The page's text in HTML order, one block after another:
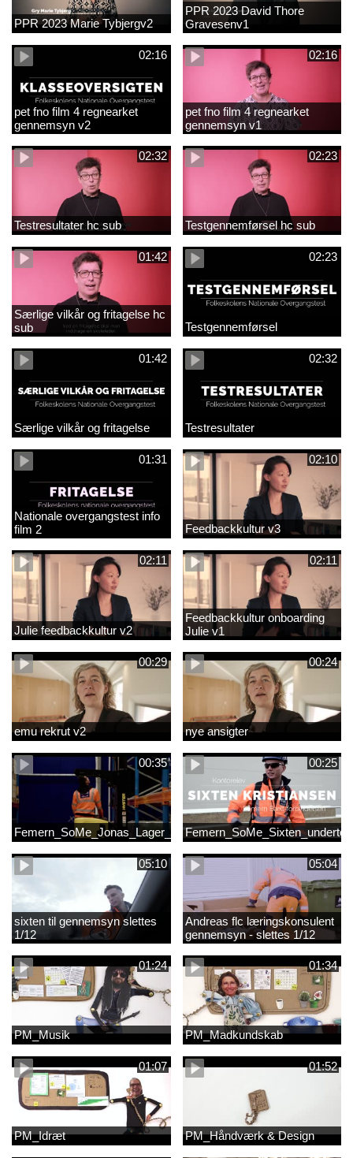
PPR 2023 Marie Tybjergv2
PPR 2023 David Thore
Gravesenv1
02:16
pet fno film 4 regnearket
gennemsyn v2
02:16
pet fno film 4 regnearket
gennemsyn v1
02:32
Testresultater hc sub
02:23
Testgennemførsel hc sub
01:42
Særlige vilkår og fritagelse hc
sub
02:23
Testgennemførsel
01:42
Særlige vilkår og fritagelse
02:32
Testresultater
01:31
Nationale overgangstest info
film 2
02:10
Feedbackkultur v3
02:11
Julie feedbackkultur v2
02:11
Feedbackkultur onboarding
Julie v1
00:29
emu rekrut v2
00:24
nye ansigter
00:35
Femern_SoMe_Jonas_Lager_Undertekst
00:25
05:10
sixten til gennemsyn slettes
1/12
05:04
Andreas flc læringskonsulent
gennemsyn - slettes 1/12
01:24
PM_Musik
01:34
PM_Madkundskab
01:07
PM_Idræt
01:52
PM_Håndværk & Design